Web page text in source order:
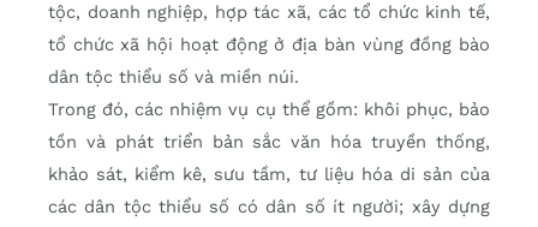
tộc, doanh nghiệp, hợp tác xã, các tổ chức kinh tế,
tổ chức xã hội hoạt động ở địa bàn vùng đồng bào
dân tộc thiểu số và miền núi.
Trong đó, các nhiệm vụ cụ thể gồm: khôi phục, bảo
tồn và phát triển bản sắc văn hóa truyền thống,
khảo sát, kiểm kê, sưu tầm, tư liệu hóa di sản của
các dân tộc thiểu số có dân số ít người; xây dựng